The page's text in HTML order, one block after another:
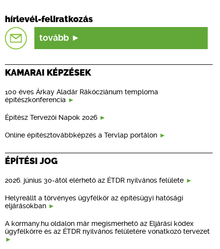
hírlevél-feliratkozás
tovább
KAMARAI KÉPZÉSEK
100 éves Árkay Aladár Rákócziánum temploma
építészkonferencia
Építész Tervezői Napok 2026
Online építésztovábbképzés a Tervlap portálon
ÉPÍTÉSI JOG
2026. június 30-ától elérhető az ÉTDR nyilvános felülete
Helyreállt a törvényes ügyfélkör az építésügyi hatósági
eljárásokban
A kormany.hu oldalon már megismerhető az Eljárási kódex
ügyfélkörre és az ÉTDR nyilvános felületére vonatkozó tervezet